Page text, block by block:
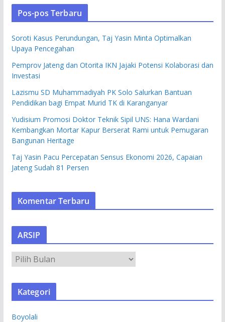
Pos-pos Terbaru
Soroti Kasus Perundungan, Taj Yasin Minta Optimalkan
Upaya Pencegahan
Pemprov Jateng dan Otorita IKN Jajaki Potensi Kolaborasi dan
Investasi
Lazismu SD Muhammadiyah PK Solo Salurkan Bantuan
Pendidikan bagi Empat Murid TK di Karanganyar
Yudisium Promosi Doktor Teknik Sipil UNS: Hana Wardani
Kembangkan Mortar Kapur Berserat Rami untuk Pemugaran
Bangunan Heritage
Taj Yasin Pacu Percepatan Sensus Ekonomi 2026, Capaian
Jateng Sudah 81 Persen
Komentar Terbaru
ARSIP
R
S
Kategori
Boyolali